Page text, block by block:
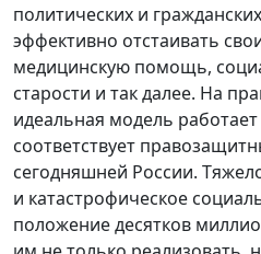
политических и
эффективно отстаивать
медицинскую помощь,
старости и так далее. На
идеальная модель
соответствует
сегодняшней России.
и катастрофическое
положение десятков